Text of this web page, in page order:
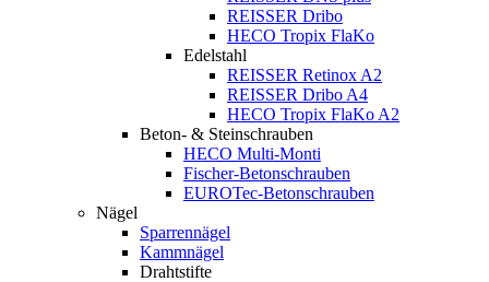
REISSER Dribo
HECO Tropix FlaKo
Edelstahl
REISSER Retinox A2
REISSER Dribo A4
HECO Tropix FlaKo A2
Beton- & Steinschrauben
HECO Multi-Monti
Fischer-Betonschrauben
EUROTec-Betonschrauben
Nägel
Sparrennägel
Kammnägel
Drahtstifte